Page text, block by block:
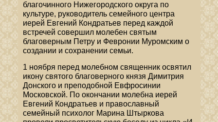
благочинного Нижегородского округа по
культуре, руководитель семейного центра
иерей Евгений Кондратьев перед каждой
встречей совершил молебен святым
благоверным Петру и Февронии Муромским о
создании и сохранении семьи.
1 ноября перед молебном священник освятил
икону святого благоверного князя Димитрия
Донского и преподобной Евфросинии
Московской. По окончании молебна иерей
Евгений Кондратьев и православный
семейный психолог Марина Штыркова